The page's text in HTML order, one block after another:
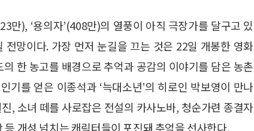
만), ‘용의자’(408만)의 열풍이 아직 극장가를 달구고 있
망이다. 가장 먼저 눈길을 끄는 것은 22일 개봉한 영화
의 한 농고를 배경으로 추억과 공감의 이야기를 담은 농촌
기를 얻은 이종석과 ‘늑대소년’의 히로인 박보영이 만나
, 소녀 떼를 사로잡은 전설의 카사노바, 청순가련 종결자
개성 넘치는 캐릭터들이 포진돼 추억을 선사한다.